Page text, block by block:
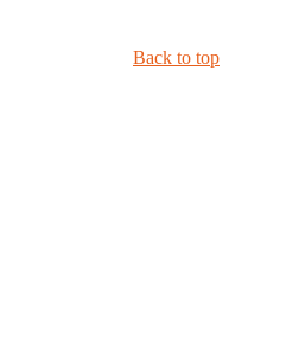
Back to top